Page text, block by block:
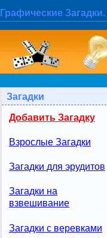
Графические Загадки.
Загадки
Добавить Загадку
Взрослые Загадки
Загадки для эрудитов
Загадки на
взвешивание
Загадки с веревками